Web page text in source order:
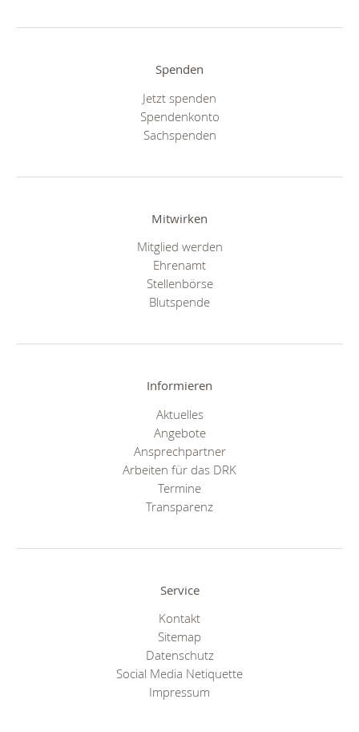
Spenden
Jetzt spenden
Spendenkonto
Sachspenden
Mitwirken
Mitglied werden
Ehrenamt
Stellenbörse
Blutspende
Informieren
Aktuelles
Angebote
Ansprechpartner
Arbeiten für das DRK
Termine
Transparenz
Service
Kontakt
Sitemap
Datenschutz
Social Media Netiquette
Impressum